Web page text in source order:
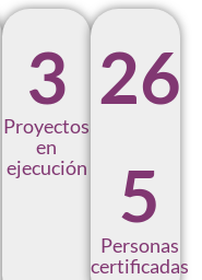
3
Proyectos
en
ejecución
26
5
Personas
certificadas